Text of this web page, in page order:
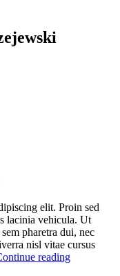
elit. Proin sed
lacinia vehicula. Ut
pharetra dui, nec
nisl vitae cursus
reading